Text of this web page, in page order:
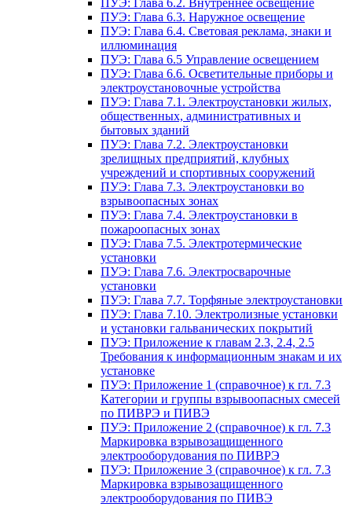
ПУЭ: Глава 6.2. Внутреннее освещение
ПУЭ: Глава 6.3. Наружное освещение
ПУЭ: Глава 6.4. Световая реклама, знаки и
иллюминация
ПУЭ: Глава 6.5 Управление освещением
ПУЭ: Глава 6.6. Осветительные приборы и
электроустановочные устройства
ПУЭ: Глава 7.1. Электроустановки жилых,
общественных, административных и
бытовых зданий
ПУЭ: Глава 7.2. Электроустановки
зрелищных предприятий, клубных
учреждений и спортивных сооружений
ПУЭ: Глава 7.3. Электроустановки во
взрывоопасных зонах
ПУЭ: Глава 7.4. Электроустановки в
пожароопасных зонах
ПУЭ: Глава 7.5. Электротермические
установки
ПУЭ: Глава 7.6. Электросварочные
установки
ПУЭ: Глава 7.7. Торфяные электроустановки
ПУЭ: Глава 7.10. Электролизные установки
и установки гальванических покрытий
ПУЭ: Приложение к главам 2.3, 2.4, 2.5
Требования к информационным знакам и их
установке
ПУЭ: Приложение 1 (справочное) к гл. 7.3
Категории и группы взрывоопасных смесей
по ПИВРЭ и ПИВЭ
ПУЭ: Приложение 2 (справочное) к гл. 7.3
Маркировка взрывозащищенного
электрооборудования по ПИВРЭ
ПУЭ: Приложение 3 (справочное) к гл. 7.3
Маркировка взрывозащищенного
электрооборудования по ПИВЭ